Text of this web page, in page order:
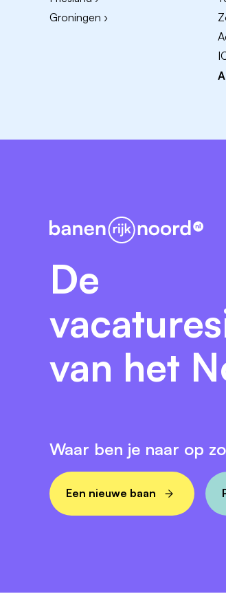
8% vakantiegeld
bij
* Geschat all-in of
vakantiedagen en
Je bent minimaal 16
Je hebt ervaring in de
bent.
Je vindt het niet erg
Je wilt graag het
Join #teamkruidvat!
Wil je weten hoe ver je
Wat is je reistijd?
Wat is je reistijd?
Vul je postcode in, dan
Groningen ›
De
van het
Waar ben je naar op
Een nieuwe baan